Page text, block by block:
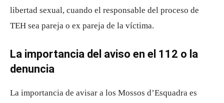
libertad sexual, cuando el responsable del proceso de
TEH sea pareja o ex pareja de la víctima.
La importancia del aviso en el 112 o la
denuncia
La importancia de avisar a los Mossos d’Esquadra es